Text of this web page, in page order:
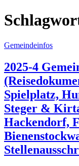
Gemeindeinfos
2025-4
Spielplatz,
Steger &
Hackendorf,